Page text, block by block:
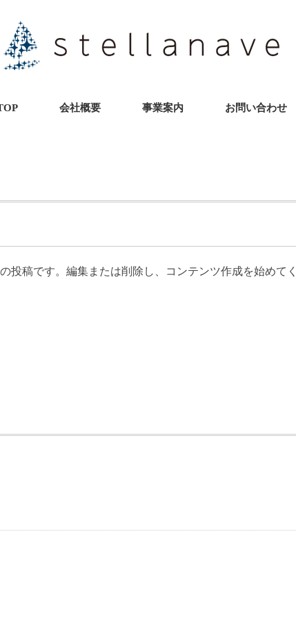
会社概要 事業案内 お問い合わせ
投稿です。編集または削除し、コンテンツ作成を始めてく